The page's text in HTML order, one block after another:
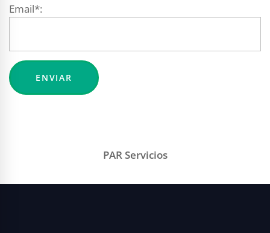
Email*:
PAR Servicios